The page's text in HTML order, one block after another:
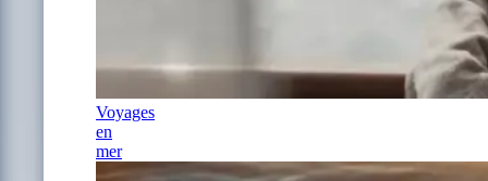
Voyages
en
mer